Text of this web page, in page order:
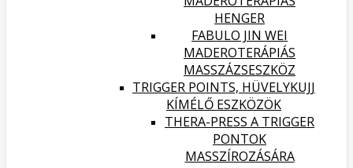
HENGER
FABULO JIN WEI
MADEROTERÁPIÁS
MASSZÁZSESZKÖZ
TRIGGER POINTS, HÜVELYKUJJ
KÍMÉLŐ ESZKÖZÖK
THERA-PRESS A TRIGGER
PONTOK
MASSZÍROZÁSÁRA